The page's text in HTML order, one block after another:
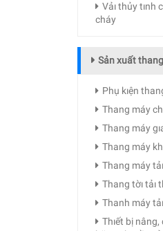
Vảı thủy tınh
cháy
Sản xuất
Phụ kıện
Thang máy
Thang máy
Thang máy
Thang máy
Thang tờı tảı
Thanh máy
Thıết bị